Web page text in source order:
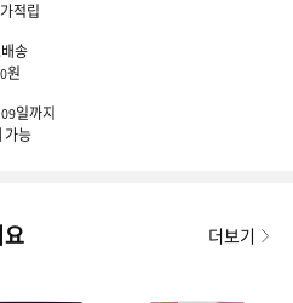
적립
송
원
일까지
가능
더보기